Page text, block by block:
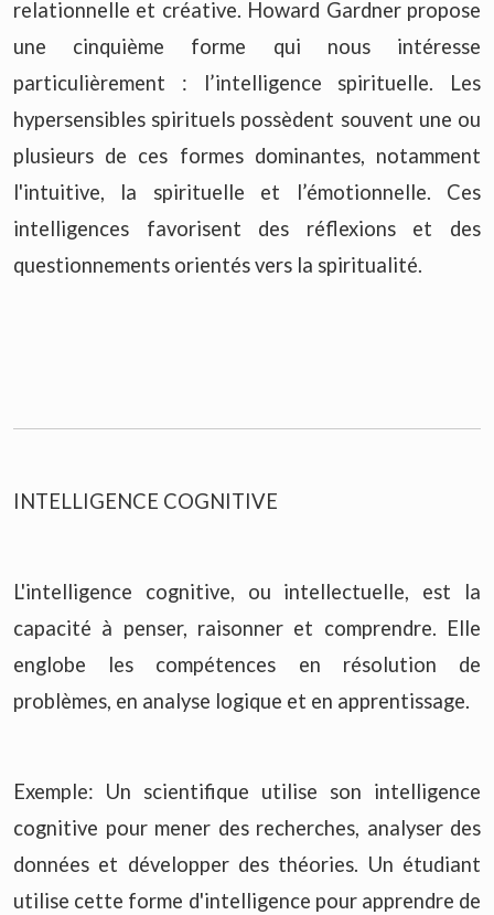
relationnelle et créative. Howard Gardner propose
une cinquième forme qui nous intéresse
particulièrement : l’intelligence spirituelle. Les
hypersensibles spirituels possèdent souvent une ou
plusieurs de ces formes dominantes, notamment
l'intuitive, la spirituelle et l’émotionnelle. Ces
intelligences favorisent des réflexions et des
questionnements orientés vers la spiritualité.
INTELLIGENCE COGNITIVE
L'intelligence cognitive, ou intellectuelle, est la
capacité à penser, raisonner et comprendre. Elle
englobe les compétences en résolution de
problèmes, en analyse logique et en apprentissage.
Exemple: Un scientifique utilise son intelligence
cognitive pour mener des recherches, analyser des
données et développer des théories. Un étudiant
utilise cette forme d'intelligence pour apprendre de